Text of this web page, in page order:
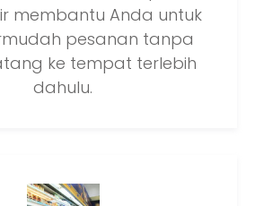
membantu Anda untuk
pesanan tanpa
ke tempat terlebih
dahulu.